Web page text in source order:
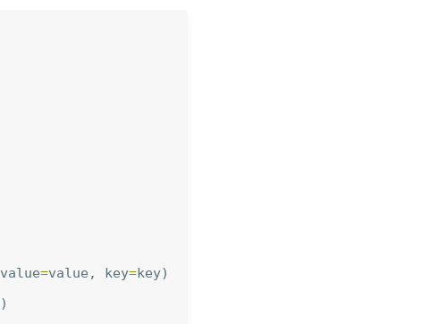
value=value , key=key)
)